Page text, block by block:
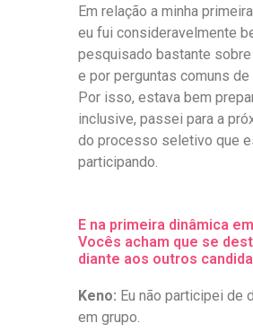
Em relação a minha
eu fui consideravelmente
pesquisado bastante
e por perguntas comuns de
Por isso, estava bem
inclusive, passei para a
do processo seletivo que
participando.
E na primeira dinâmica
Vocês acham que se
diante aos outros
Keno: Eu não participei de
em grupo.